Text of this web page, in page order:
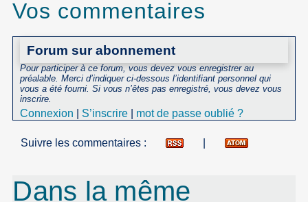
Vos commentaires
Forum sur abonnement
Pour participer à ce forum, vous devez vous enregistrer au
préalable. Merci d’indiquer ci-dessous l’identifiant personnel qui
vous a été fourni. Si vous n’êtes pas enregistré, vous devez vous
inscrire.
Connexion S’inscrire mot de passe oublié ?
Suivre les commentaires :
Dans la même